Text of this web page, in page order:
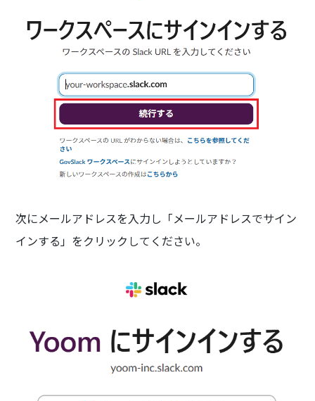
次にメールアドレスを入力し「メールアドレスでサイン
インする」をクリックしてください。